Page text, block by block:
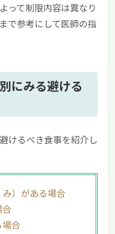
って制限内容は異なり
で参考にして医師の指
にみる避ける
けるべき食事を紹介し
）がある場合
合
合